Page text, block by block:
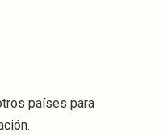
países para